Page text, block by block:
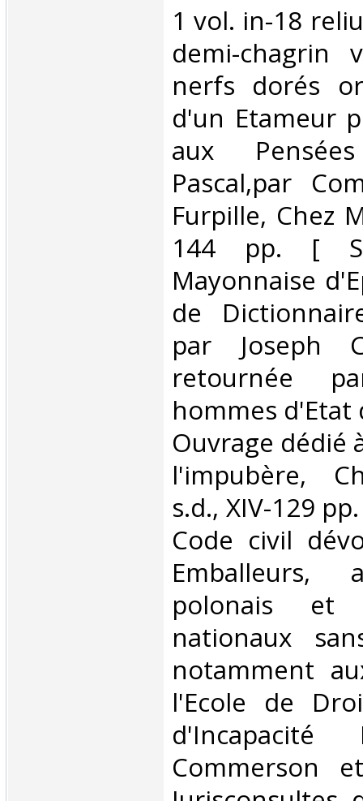
‎1 vol. in-18
demi-
nerfs dorés
d'un Etameur
aux
Pascal,par
Furpille, Chez
144 pp. [
Mayonnaise
de
par Joseph
retournée
hommes
Ouvrage dédié
l'impubère,
s.d., XIV-129
Code civil
Emballeurs,
polonais et
nationaux
notamment
l'Ecole de
Commerson